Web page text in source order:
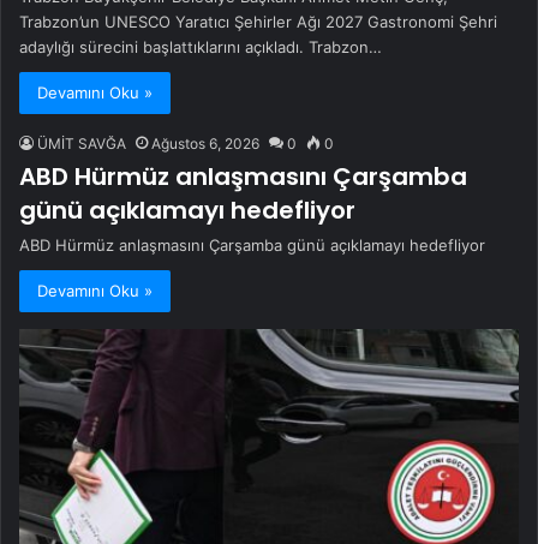
Trabzon’un UNESCO Yaratıcı Şehirler Ağı 2027 Gastronomi Şehri
adaylığı sürecini başlattıklarını açıkladı. Trabzon…
Devamını Oku »
ÜMİT SAVĞA Ağustos 6, 2026 0 0
ABD Hürmüz anlaşmasını Çarşamba
günü açıklamayı hedefliyor
ABD Hürmüz anlaşmasını Çarşamba günü açıklamayı hedefliyor
Devamını Oku »